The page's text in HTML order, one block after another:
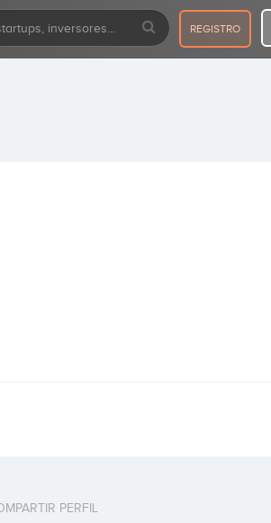
REGISTRO
PERFIL